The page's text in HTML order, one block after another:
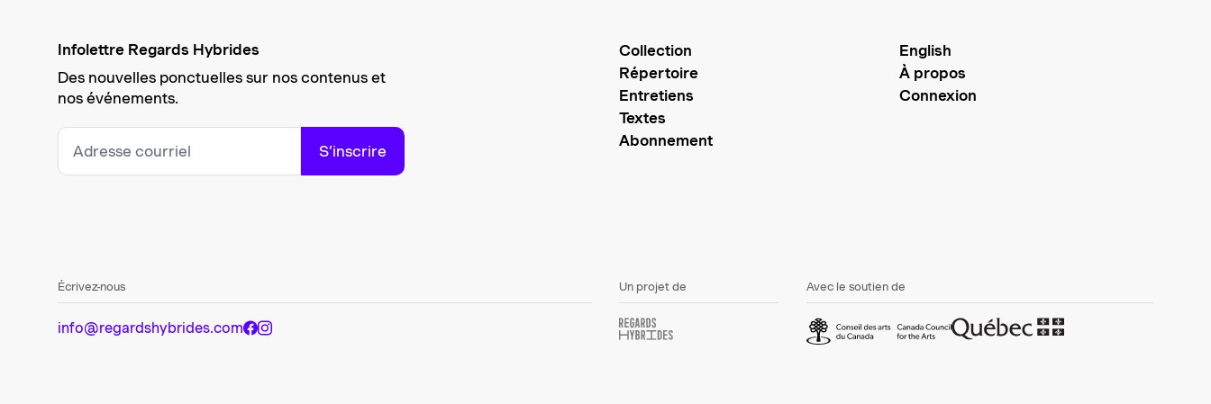
Infolettre Regards Hybrides
Des nouvelles ponctuelles sur nos contenus et
nos événements.
S’inscrire
Collection
Répertoire
Entretiens
Textes
Abonnement
English
À propos
Connexion
Écrivez-nous
info@regardshybrides.com
Un projet de Avec le soutien de